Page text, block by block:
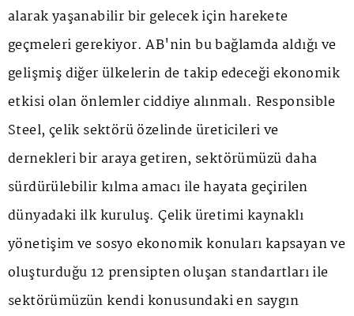
alarak yaşanabilir bir gelecek için harekete
geçmeleri gerekiyor. AB'nin bu bağlamda aldığı ve
gelişmiş diğer ülkelerin de takip edeceği ekonomik
etkisi olan önlemler ciddiye alınmalı. Responsible
Steel, çelik sektörü özelinde üreticileri ve
dernekleri bir araya getiren, sektörümüzü daha
sürdürülebilir kılma amacı ile hayata geçirilen
dünyadaki ilk kuruluş. Çelik üretimi kaynaklı
yönetişim ve sosyo ekonomik konuları kapsayan ve
oluşturduğu 12 prensipten oluşan standartları ile
sektörümüzün kendi konusundaki en saygın